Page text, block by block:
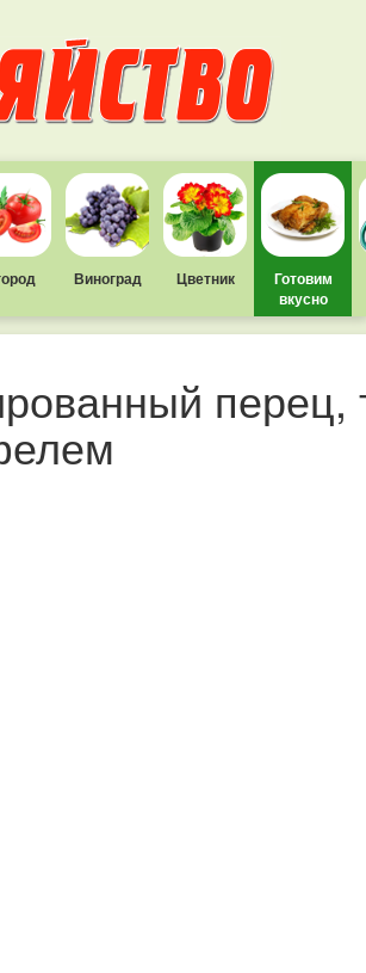
Виноград Цветник
Готовим
вкусно
перец,